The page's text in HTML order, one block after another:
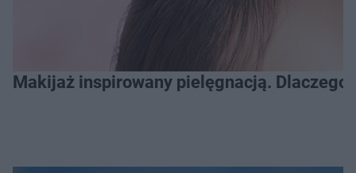
Makijaż inspirowany pielęgnacją.